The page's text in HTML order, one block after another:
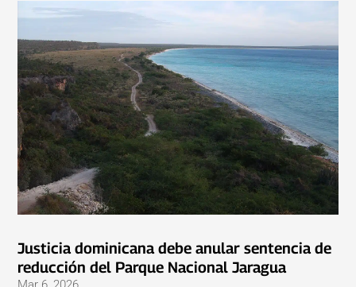
Justicia dominicana debe anular sentencia de
reducción del Parque Nacional Jaragua